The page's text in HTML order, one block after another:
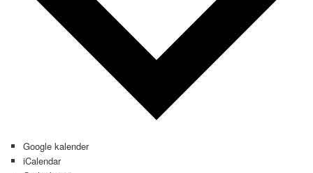
Google kalender
iCalendar